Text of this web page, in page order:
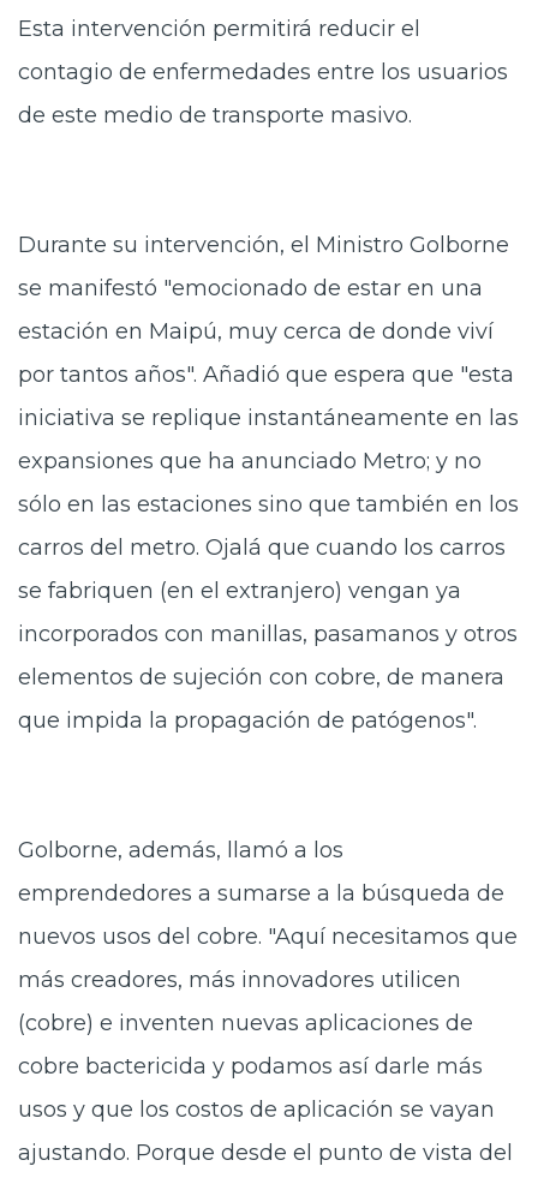
Esta intervención permitirá reducir el
contagio de enfermedades entre los usuarios
de este medio de transporte masivo.
Durante su intervención, el Ministro Golborne
se manifestó "emocionado de estar en una
estación en Maipú, muy cerca de donde viví
por tantos años". Añadió que espera que "esta
iniciativa se replique instantáneamente en las
expansiones que ha anunciado Metro; y no
sólo en las estaciones sino que también en los
carros del metro. Ojalá que cuando los carros
se fabriquen (en el extranjero) vengan ya
incorporados con manillas, pasamanos y otros
elementos de sujeción con cobre, de manera
que impida la propagación de patógenos".
Golborne, además, llamó a los
emprendedores a sumarse a la búsqueda de
nuevos usos del cobre. "Aquí necesitamos que
más creadores, más innovadores utilicen
(cobre) e inventen nuevas aplicaciones de
cobre bactericida y podamos así darle más
usos y que los costos de aplicación se vayan
ajustando. Porque desde el punto de vista del